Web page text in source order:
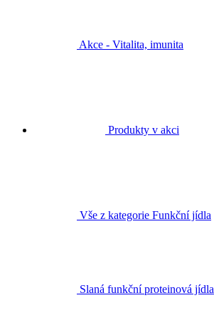
Akce - Vitalita, imunita
Produkty v akci
Vše z kategorie Funkční jídla
Slaná funkční proteinová jídla